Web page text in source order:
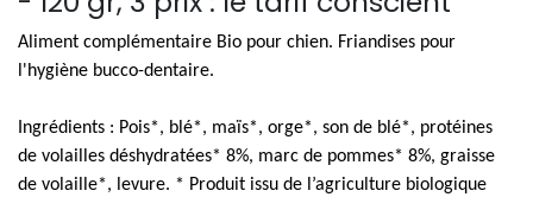
Aliment complémentaire Bio pour chien. Friandises pour
l'hygiène bucco-dentaire.
Ingrédients : Pois*, blé*, maïs*, orge*, son de blé*, protéines
de volailles déshydratées* 8%, marc de pommes* 8%, graisse
de volaille*, levure. * Produit issu de l’agriculture biologique